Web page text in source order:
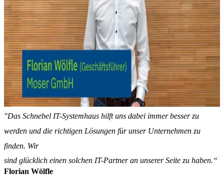
"Das Schnebel IT-Systemhaus hilft uns dabei immer besser zu
werden und die richtigen Lösungen für unser Unternehmen zu
finden. Wir
sind glücklich einen solchen IT-Partner an unserer Seite zu haben.“
Florian Wölfle